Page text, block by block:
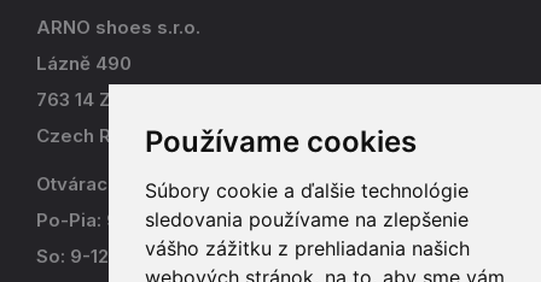
Používame cookies
Súbory cookie a ďalšie technológie
sledovania používame na zlepšenie
vášho zážitku z prehliadania našich
webových stránok, na to, aby sme vám
ARNO shoes s.r.o.
Lázně 490
763 14 Zlín - Kostelec
Czech Republic
Otváracia doba
Po-Pia: 9-17
So: 9-12